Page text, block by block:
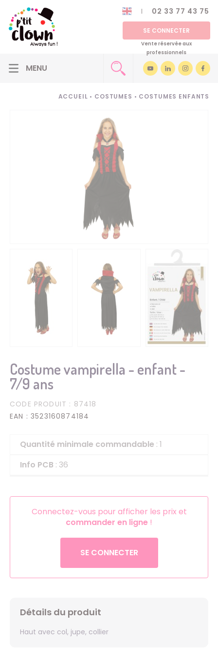
02 33 77 43 75
SE CONNECTER
Vente réservée aux
professionnels
ACCUEIL • COSTUMES • COSTUMES ENFANTS
Costume vampirella - enfant -
7/9 ans
CODE PRODUIT : 87418
EAN : 3523160874184
Quantité minimale commandable : 1
Info PCB : 36
Connectez-vous pour afficher les prix et
commander en ligne !
SE CONNECTER
Détails du produit
Haut avec col, jupe, collier